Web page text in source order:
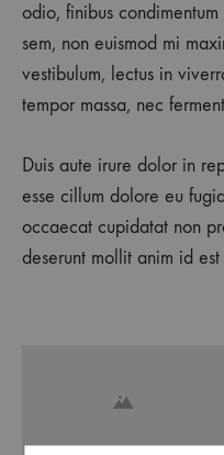
odio, finibus
sem, non euismod mi
vestibulum, lectus in
tempor massa, nec
Duis aute irure dolor in
esse cillum dolore eu
occaecat cupidatat non
deserunt mollit anim id